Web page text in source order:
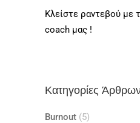
Κλείστε ραντεβού με
coach μας !
Κατηγορίες
Burnout (5)